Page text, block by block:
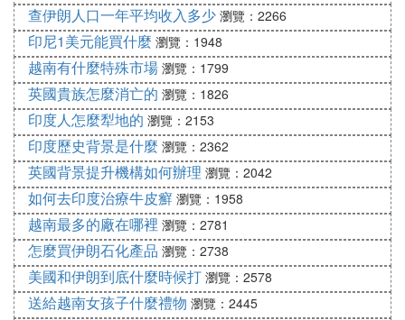
查伊朗人口一年平均收入多少 瀏覽：2266
印尼1美元能買什麼 瀏覽：1948
越南有什麼特殊市場 瀏覽：1799
英國貴族怎麼消亡的 瀏覽：1826
印度人怎麼犁地的 瀏覽：2153
印度歷史背景是什麼 瀏覽：2362
英國背景提升機構如何辦理 瀏覽：2042
如何去印度治療牛皮癬 瀏覽：1958
越南最多的廠在哪裡 瀏覽：2781
怎麼買伊朗石化產品 瀏覽：2738
美國和伊朗到底什麼時候打 瀏覽：2578
送給越南女孩子什麼禮物 瀏覽：2445